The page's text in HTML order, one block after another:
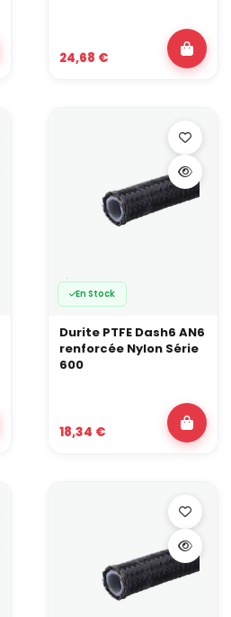
24,68 €
En Stock
Durite PTFE Dash6 AN6
renforcée Nylon Série
600
18,34 €